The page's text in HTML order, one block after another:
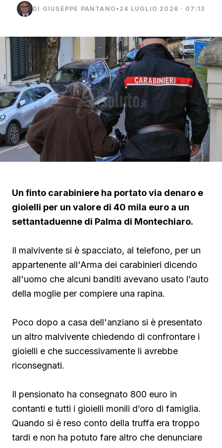
DI GIUSEPPE PANTANO • 24 LUGLIO 2026 · 07:13
Un finto carabiniere ha portato via denaro e
gioielli per un valore di 40 mila euro a un
settantaduenne di Palma di Montechiaro.
Il malvivente si è spacciato, al telefono, per un
appartenente all'Arma dei carabinieri dicendo
all'uomo che alcuni banditi avevano usato l’auto
della moglie per compiere una rapina.
Poco dopo a casa dell'anziano si è presentato
un altro malvivente chiedendo di confrontare i
gioielli e che successivamente li avrebbe
riconsegnati.
Il pensionato ha consegnato 800 euro in
contanti e tutti i gioielli monili d’oro di famiglia.
Quando si è reso conto della truffa era troppo
tardi e non ha potuto fare altro che denunciare